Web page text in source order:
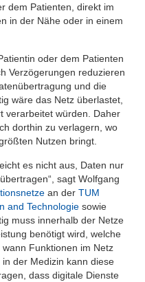
dem Patienten, direkt im
in der Nähe oder in einem
oder dem Patienten
Verzögerungen reduzieren
und die
wäre das Netz überlastet,
verarbeitet würden. Daher
dorthin zu verlagern, wo
Nutzen bringt.
es nicht aus, Daten nur
sagt Wolfgang
an der TUM
and Technologie sowie
muss innerhalb der Netze
benötigt wird, welche
Funktionen im Netz
der Medizin kann diese
dass digitale Dienste